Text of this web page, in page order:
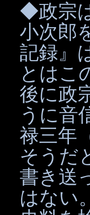
◆政宗
小次郎
記録』
とはこ
後に政
うに音
禄三年
そうだ
書き送
はない